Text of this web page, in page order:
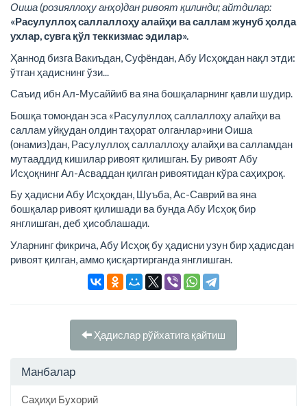
Оиша (розияллоҳу анҳо)дан ривоят қилинди; айтдилар:
«Расулуллоҳ саллаллоҳу алайҳи ва саллам жунуб ҳолда
ухлар, сувга қўл теккизмас эдилар».
Ҳаннод бизга Вакиъдан, Суфёндан, Абу Исҳоқдан нақл этди:
ўтган ҳадиснинг ўзи...
Саъид ибн Ал-Мусаййиб ва яна бошқаларнинг қавли шудир.
Бошқа томондан эса «Расулуллоҳ саллаллоҳу алайҳи ва
саллам уйқудан олдин таҳорат олганлар»ини Оиша
(онамиз)дан, Расулуллоҳ саллаллоҳу алайҳи ва салламдан
мутааддид кишилар ривоят қилишган. Бу ривоят Абу
Исҳоқнинг Ал-Асваддан қилган ривоятидан кўра саҳиҳроқ.
Бу ҳадисни Абу Исҳоқдан, Шуъба, Ас-Саврий ва яна
бошқалар ривоят қилишади ва бунда Абу Исҳоқ бир
янглишган, деб ҳисоблашади.
Уларнинг фикрича, Абу Исҳоқ бу ҳадисни узун бир ҳадисдан
ривоят қилган, аммо қисқартирганда янглишган.
Ҳадислар рўйхатига қайтиш
Манбалар
Саҳиҳи Бухорий